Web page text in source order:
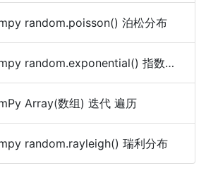
random.poisson() 泊松分布
random.exponential() 指数分布
Array(数组) 迭代 遍历
random.rayleigh() 瑞利分布